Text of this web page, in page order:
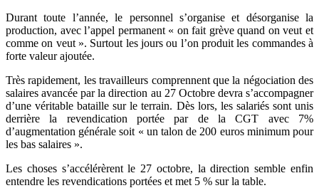
Durant toute l’année, le personnel s’organise et désorganise la
production, avec l’appel permanent « on fait grève quand on veut et
comme on veut ». Surtout les jours ou l’on produit les commandes à
forte valeur ajoutée.
Très rapidement, les travailleurs comprennent que la négociation des
salaires avancée par la direction au 27 Octobre devra s’accompagner
d’une véritable bataille sur le terrain. Dès lors, les salariés sont unis
derrière la revendication portée par de la CGT avec 7%
d’augmentation générale soit « un talon de 200 euros minimum pour
les bas salaires ».
Les choses s’accélérèrent le 27 octobre, la direction semble enfin
entendre les revendications portées et met 5 % sur la table.